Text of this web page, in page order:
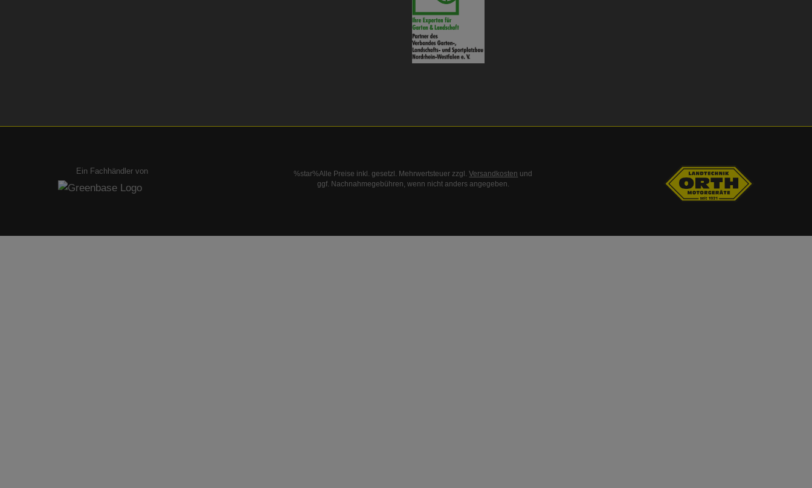
Ein Fachhändler von %star%Alle Preise inkl. gesetzl. Mehrwertsteuer zzgl.Versandkosten und
ggf. Nachnahmegebühren, wenn nicht anders angegeben.